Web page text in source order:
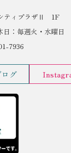
ティプラザⅡ 1F
日：毎週火・水曜日
7936
グ